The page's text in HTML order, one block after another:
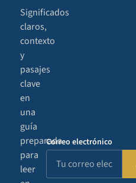
Significados
claros,
contexto
y
pasajes
clave
en
una
guía
preparada
para
leer
Correo electrónico